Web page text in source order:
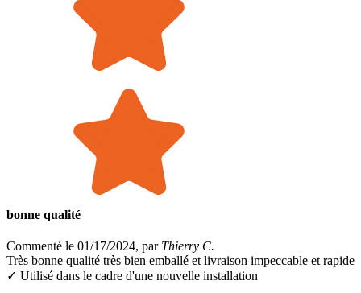
bonne qualité
Commenté le 01/17/2024, par Thierry C.
Très bonne qualité très bien emballé et livraison impeccable et rapide
✓ Utilisé dans le cadre d'une nouvelle installation